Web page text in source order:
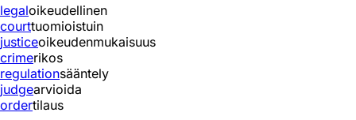
legaloikeudellinen
courttuomioistuin
justiceoikeudenmukaisuus
crimerikos
regulationsääntely
judgearvioida
ordertilaus